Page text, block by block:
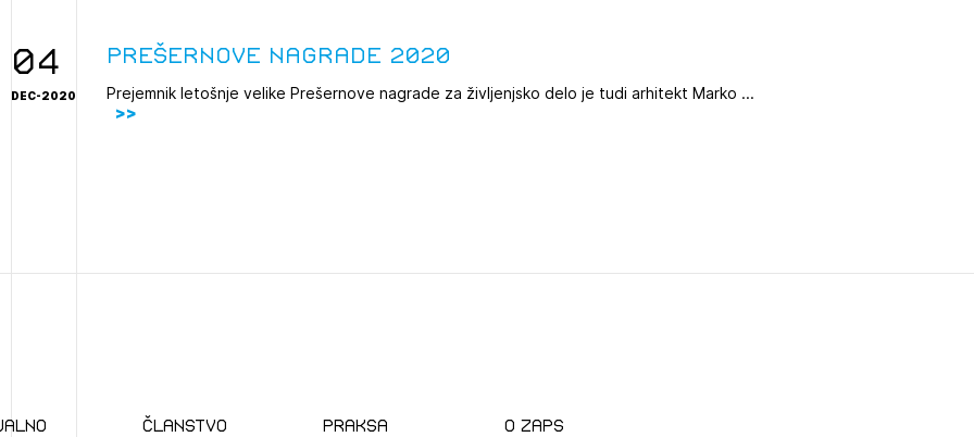
04
DEC-2020
Prešernove nagrade 2020
Prejemnik letošnje velike Prešernove nagrade za življenjsko delo je tudi arhitekt Marko ...
članstvo praksa O zaps